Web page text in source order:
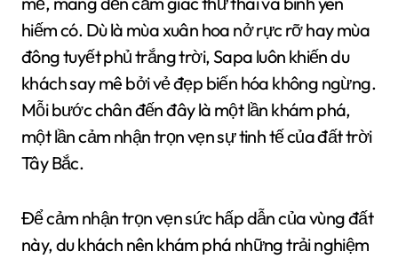
hiếm có. Dù là mùa xuân hoa nở rực rỡ hay mùa
đông tuyết phủ trắng trời, Sapa luôn khiến du
khách say mê bởi vẻ đẹp biến hóa không ngừng.
Mỗi bước chân đến đây là một lần khám phá,
một lần cảm nhận trọn vẹn sự tinh tế của đất trời
Tây Bắc.
Để cảm nhận trọn vẹn sức hấp dẫn của vùng đất
này, du khách nên khám phá những trải nghiệm